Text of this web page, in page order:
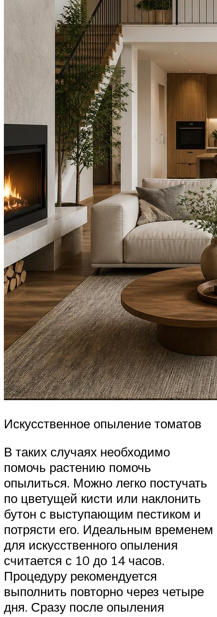
Искусственное опыление томатов
В таких случаях необходимо
помочь растению помочь
опылиться. Можно легко постучать
по цветущей кисти или наклонить
бутон с выступающим пестиком и
потрясти его. Идеальным временем
для искусственного опыления
считается с 10 до 14 часов.
Процедуру рекомендуется
выполнить повторно через четыре
дня. Сразу после опыления